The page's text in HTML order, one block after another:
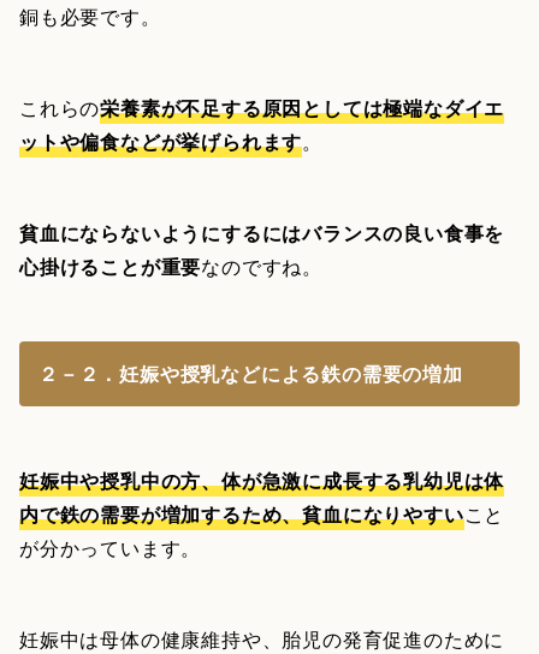
銅も必要です。
これらの栄養素が不足する原因としては極端なダイエ
ットや偏食などが挙げられます。
貧血にならないようにするにはバランスの良い食事を
心掛けることが重要なのですね。
２－２．妊娠や授乳などによる鉄の需要の増加
妊娠中や授乳中の方、体が急激に成長する乳幼児は体
内で鉄の需要が増加するため、貧血になりやすいこと
が分かっています。
妊娠中は母体の健康維持や、胎児の発育促進のために